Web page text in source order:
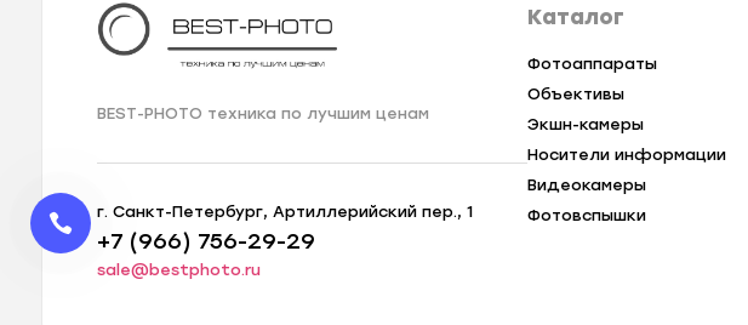
BEST-PHOTO техника по лучшим ценам
г. Санкт-Петербург, Артиллерийский пер., 1
+7 (966) 756-29-29
sale@bestphoto.ru
Каталог
Фотоаппараты
Объективы
Экшн-камеры
Носители информации
Видеокамеры
Фотовспышки